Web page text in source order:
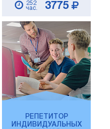
252
час.
3775
РЕПЕТИТОР
ИНДИВИДУАЛЬНЫХ